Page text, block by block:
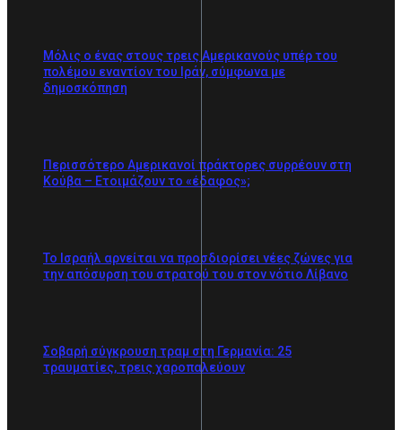
Μόλις ο ένας στους τρεις Αμερικανούς υπέρ του
πολέμου εναντίον του Ιράν, σύμφωνα με
δημοσκόπηση
Περισσότερο Αμερικανοί πράκτορες συρρέουν στη
Κούβα – Ετοιμάζουν το «έδαφος»;
Το Ισραήλ αρνείται να προσδιορίσει νέες ζώνες για
την απόσυρση του στρατού του στον νότιο Λίβανο
Σοβαρή σύγκρουση τραμ στη Γερμανία: 25
τραυματίες, τρεις χαροπαλεύουν